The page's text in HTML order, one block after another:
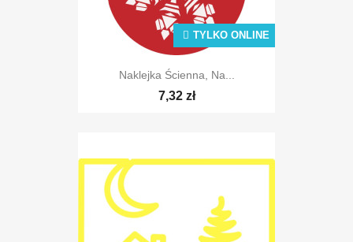
Naklejka Ścienna, Na...
7,32 zł
TYLKO ONLINE